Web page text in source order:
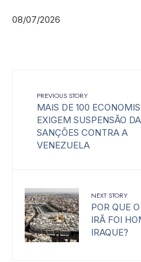
08/07/2026
PREVIOUS STORY
MAIS DE 100
EXIGEM SUSPENSÃO
SANÇÕES CONTRA A
VENEZUELA
NEXT STORY
POR QUE
IRÃ FOI
IRAQUE?